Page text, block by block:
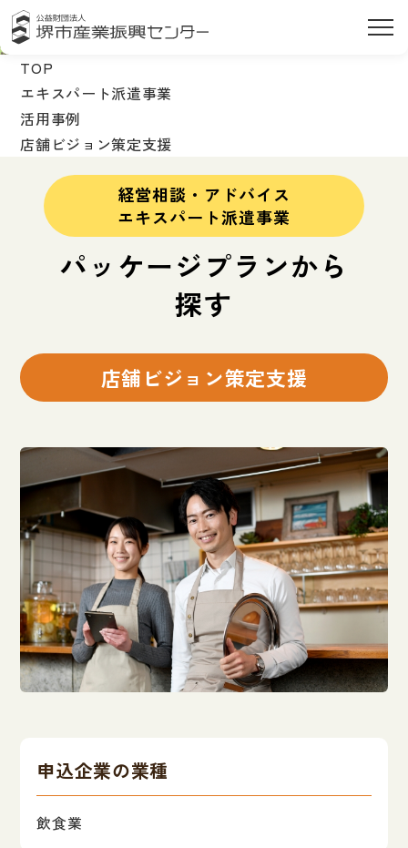
TOP
エキスパート派遣事業
活用事例
店舗ビジョン策定支援
経営相談・アドバイス
エキスパート派遣事業
パッケージプランから
探す
店舗ビジョン策定支援
申込企業の業種
飲食業